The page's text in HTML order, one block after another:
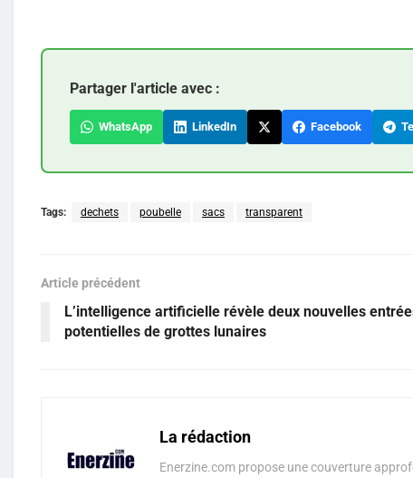
Partager l'article avec :
WhatsApp LinkedIn Facebook
Tags: dechets poubelle sacs transparent
Article précédent
L’intelligence artificielle révèle deux nouvelles
potentielles de grottes lunaires
La rédaction
Enerzine.com propose une couverture